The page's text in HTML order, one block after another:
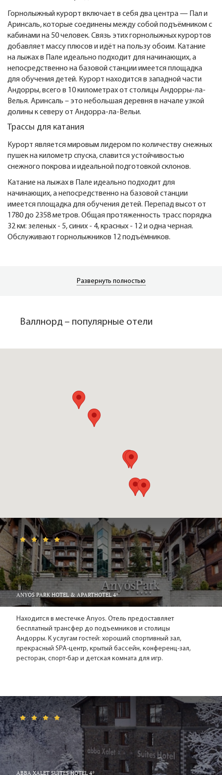
Горнолыжный курорт включает в себя два центра — Пал и
Аринсаль, которые соединены между собой подъёмником с
кабинами на 50 человек. Связь этих горнолыжных курортов
добавляет массу плюсов и идёт на пользу обоим. Катание
на лыжах в Пале идеально подходит для начинающих, а
непосредственно на базовой станции имеется площадка
для обучения детей. Курорт находится в западной части
Андорры, всего в 10 километрах от столицы Андорры-ла-
Велья. Аринсаль – это небольшая деревня в начале узкой
долины к северу от Андорра-ла-Вельи.
Трассы для катания
Курорт является мировым лидером по количеству снежных
пушек на километр спуска, славится устойчивостью
снежного покрова и идеальной подготовкой склонов.
Катание на лыжах в Пале идеально подходит для
начинающих, а непосредственно на базовой станции
имеется площадка для обучения детей. Перепад высот от
1780 до 2358 метров. Общая протяженность трасс порядка
32 км: зеленых - 5, синих - 4, красных - 12 и одна черная.
Обслуживают горнолыжников 12 подъёмников.
красных -7, черных -5.
Пал избежал того развития, которому вынуждены были
каталонского сланца и серого камня появились новые
отели, бары, магазины и рестораны, может поэтому здесь
больше выбор мест для вечерних развлечений.
Ла-Массана – это городок на западе страны, он находится
от горнолыжных курортов Пал и Аринсаль и соединен с
ними подъёмником. Высшая точка Андорры Кома-Педроса
назвать идеальной базой для доступа к лыжным трассам,
добираться до которых всего пять минут, т.к. из столицы в
Ла-Массану проложен тоннелеь.
Горнолыжные трассы
Высота над уровнем моря - 1550/2560 метров. Общая
протяженность трасс - 63 км. Всего 46 трасс: 20 - синих, 21 -
красных, 5 - чёрных. Количество подъемников - 30.
Подъемник-телекабина находится в самом центре Ла-
Массаны, на нем можно всего за 5 минут добраться в один
из секторов катания Вальнорда – Пал.
Отдых в Ла-Массане
В Ла-Массане весьма оживленная ночная жизнь - в
Развернуть полностью
Валлнорд – популярные отели
ANYOS PARK HOTEL & APARTHOTEL 4*
Находится в местечке Anyos. Отель предоставляет
бесплатный трансфер до подъемников и столицы
Андорры. К услугам гостей: хороший спортивный зал,
прекрасный SPA-центр, крытый бассейн, конференц-зал,
ресторан, спорт-бар и детская комната для игр.
ABBA XALET SUITES HOTEL 4*